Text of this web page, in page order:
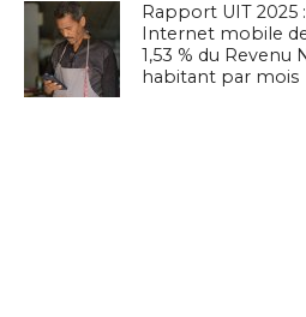
Rapport UIT 2025
Internet mobile
1,53 % du Revenu
habitant par mois